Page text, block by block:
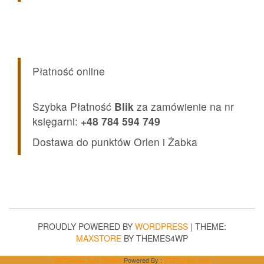
Płatność online
Szybka Płatność Blik za zamówienie na nr
księgarni: +48 784 594 749
Dostawa do punktów Orlen i Żabka
PROUDLY POWERED BY WORDPRESS | THEME:
MAXSTORE BY THEMES4WP
WP2Social Auto Publish Powered By : XYZScripts.com